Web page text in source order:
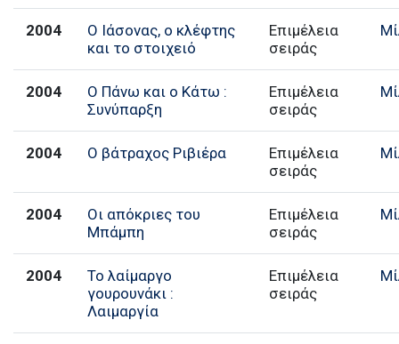
2004
Ο Ιάσονας, ο κλέφτης
και το στοιχειό
Επιμέλεια
σειράς
2004
Ο Πάνω και ο Κάτω :
Συνύπαρξη
Επιμέλεια
σειράς
2004 Ο βάτραχος Ριβιέρα
Επιμέλεια
σειράς
2004
Οι απόκριες του
Μπάμπη
Επιμέλεια
σειράς
2004
Το λαίμαργο
γουρουνάκι :
Λαιμαργία
Επιμέλεια
σειράς